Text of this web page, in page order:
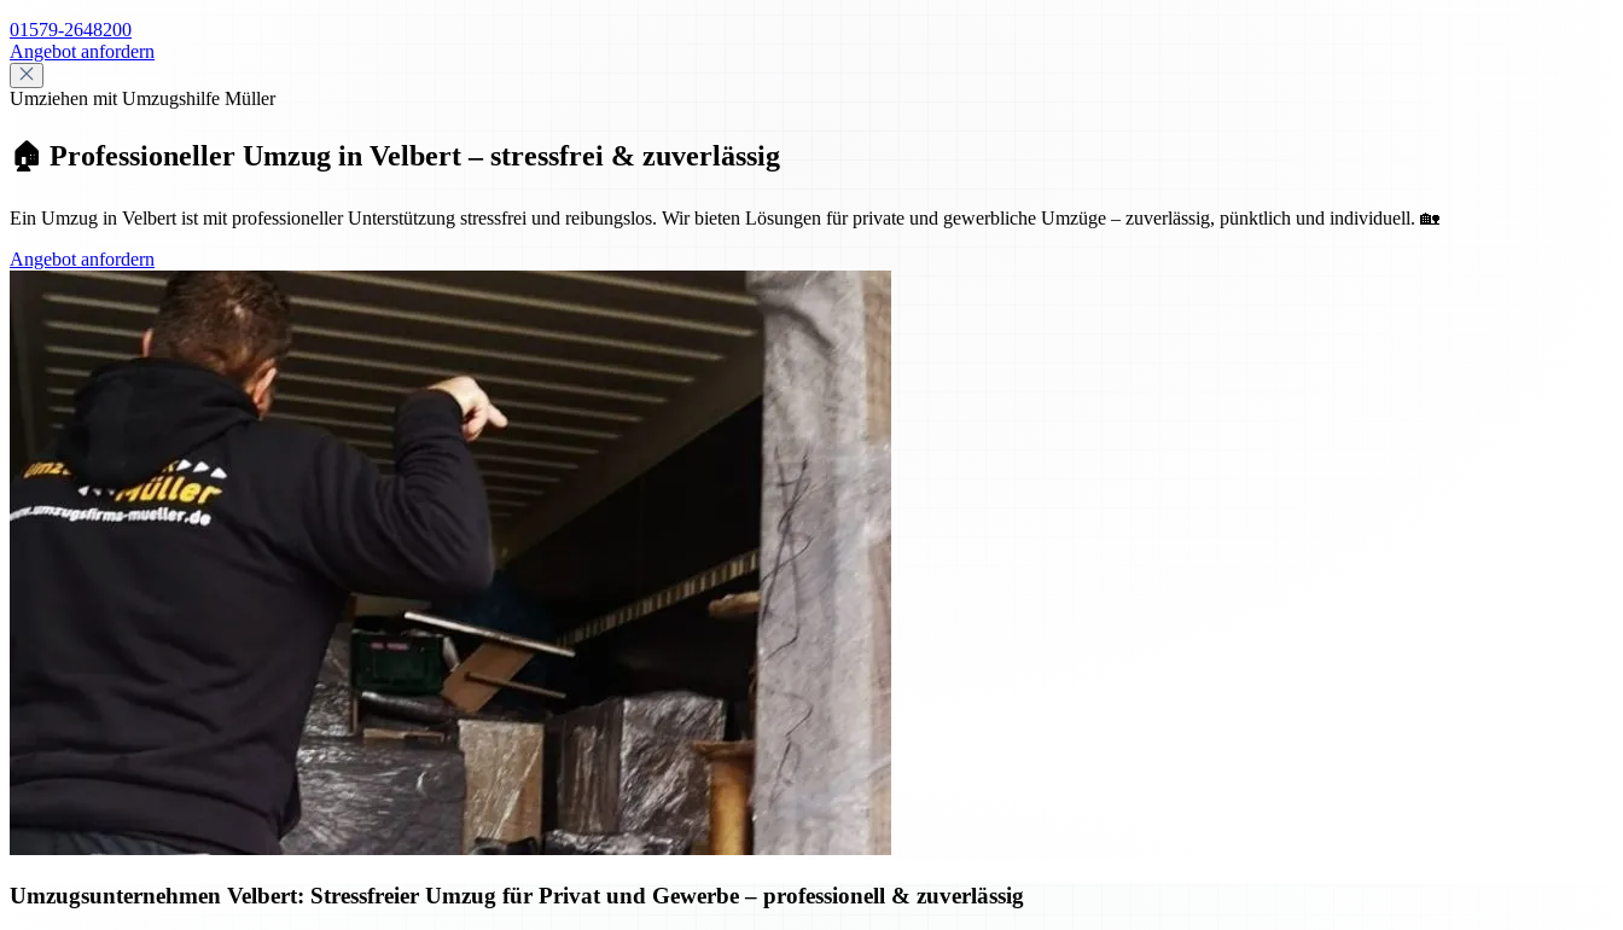
01579-2648200
Angebot anfordern
Umziehen mit Umzugshilfe Müller
🏠 Professioneller Umzug in Velbert – stressfrei & zuverlässig
Ein Umzug in Velbert ist mit professioneller Unterstützung stressfrei und reibungslos. Wir bieten Lösungen für private und gewerbliche Umzüge – zuverlässig, pünktlich und individuell. 🏡
Angebot anfordern
Umzugsunternehmen Velbert: Stressfreier Umzug für Privat und Gewerbe – professionell & zuverlässig